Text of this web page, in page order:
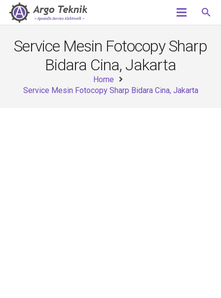
search
Service Mesin Fotocopy Sharp
Bidara Cina, Jakarta
Home
Service Mesin Fotocopy Sharp Bidara Cina, Jakarta